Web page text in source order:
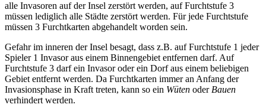
alle Invasoren auf der Insel zerstört werden, auf Furchtstufe 3
müssen lediglich alle Städte zerstört werden. Für jede Furchtstufe
müssen 3 Furchtkarten abgehandelt worden sein.
Gefahr im inneren der Insel besagt, dass z.B. auf Furchtstufe 1 jeder
Spieler 1 Invasor aus einem Binnengebiet entfernen darf. Auf
Furchtstufe 3 darf ein Invasor oder ein Dorf aus einem beliebigen
Gebiet entfernt werden. Da Furchtkarten immer an Anfang der
Invasionsphase in Kraft treten, kann so ein Wüten oder Bauen
verhindert werden.